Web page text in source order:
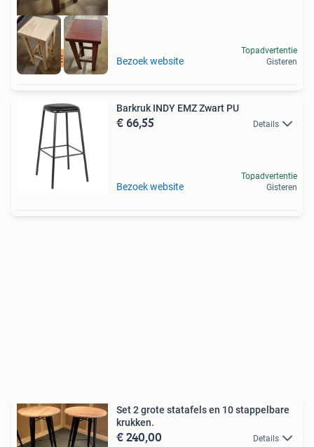
ENORME VOORRAAD Bezoek website
Topadvertentie
Gisteren
Barkruk INDY EMZ Zwart PU
€ 66,55 Details
Bezoek website
Topadvertentie
Gisteren
Set 2 grote statafels en 10 stappelbare
krukken.
€ 240,00 Details